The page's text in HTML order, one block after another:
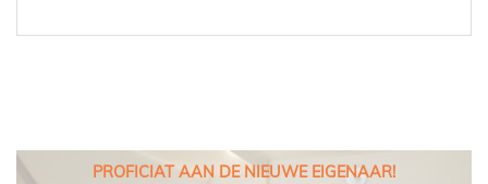
PROFICIAT AAN DE NIEUWE EIGENAAR!